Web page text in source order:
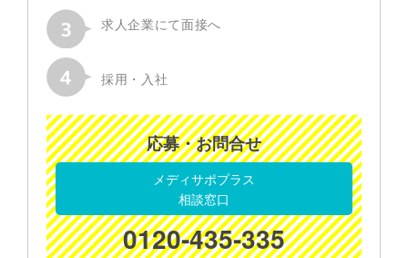
求人企業にて面接へ
採用・入社
応募・お問合せ
メディサポプラス
相談窓口
0120-435-335